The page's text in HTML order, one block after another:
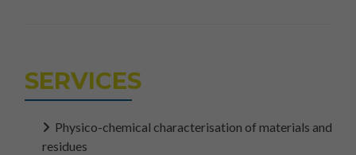
SERVICES
Physico-chemical characterisation of materials and
residues